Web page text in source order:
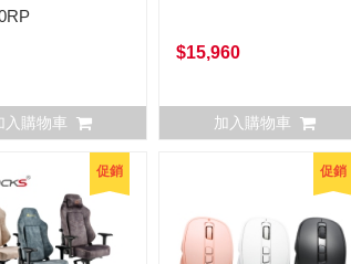
入購物車
$15,960
加入購物車
促銷 促銷